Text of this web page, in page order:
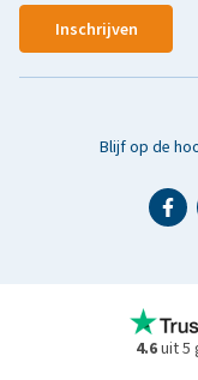
Inschrijven
Blijf op de
4.6uit 5